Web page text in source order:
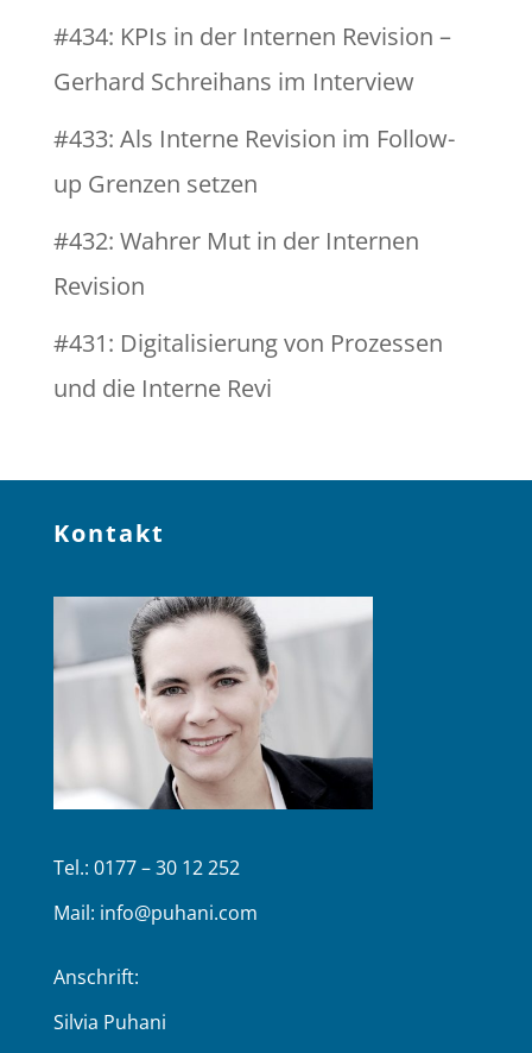
#434: KPIs in der Internen Revision –
Gerhard Schreihans im Interview
#433: Als Interne Revision im Follow-
up Grenzen setzen
#432: Wahrer Mut in der Internen
Revision
#431: Digitalisierung von Prozessen
und die Interne Revi
Kontakt
Tel.: 0177 – 30 12 252
Mail: info@puhani.com
Anschrift:
Silvia Puhani